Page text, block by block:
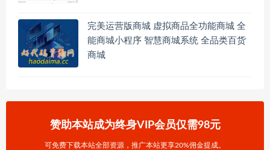
完美运营版商城 虚拟商品全功能商城 全
能商城小程序 智慧商城系统 全品类百货
商城
赞助本站成为终身VIP会员仅需98元
可免费下载本站全部资源，推广本站更享20%佣金提成。